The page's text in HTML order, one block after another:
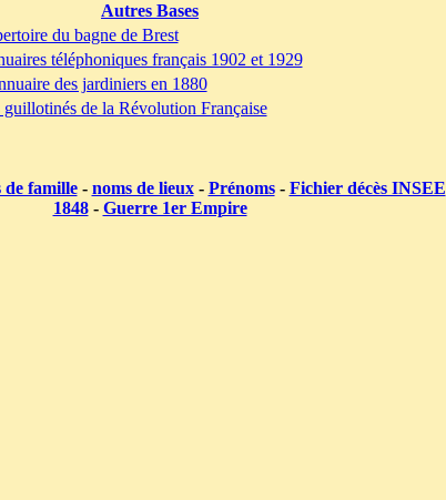
Autres Bases
du bagne de Brest
téléphoniques français 1902 et 1929
des jardiniers en 1880
guillotinés de la Révolution Française
de famille- noms de lieux- Prénoms- Fichier décès INSEE
1848- Guerre 1er Empire